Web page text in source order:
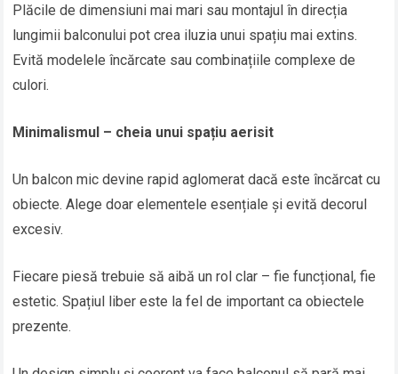
Plăcile de dimensiuni mai mari sau montajul în direcția
lungimii balconului pot crea iluzia unui spațiu mai extins.
Evită modelele încărcate sau combinațiile complexe de
culori.
Minimalismul – cheia unui spațiu aerisit
Un balcon mic devine rapid aglomerat dacă este încărcat cu
obiecte. Alege doar elementele esențiale și evită decorul
excesiv.
Fiecare piesă trebuie să aibă un rol clar – fie funcțional, fie
estetic. Spațiul liber este la fel de important ca obiectele
prezente.